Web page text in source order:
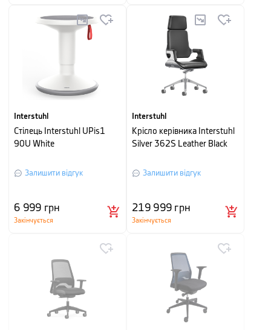
Interstuhl
Стілець Interstuhl UPis1
90U White
Залишити відгук
6 999 грн
Закінчується
Interstuhl
Крісло керівника Interstuhl
Silver 362S Leather Black
Залишити відгук
219 999 грн
Закінчується